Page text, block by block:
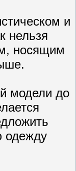
и
нельзя
носящим
модели до
одежду